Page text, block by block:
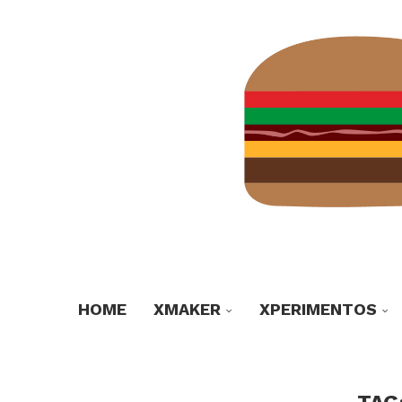
HOME XMAKER XPERIMENTOS